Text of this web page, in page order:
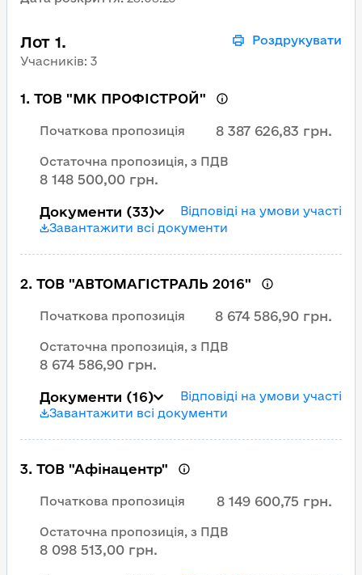
Лот 1.
Учасників: 3
Роздрукувати
1. ТОВ "МК ПРОФІСТРОЙ"
Початкова пропозиція 8 387 626,83 грн.
Остаточна пропозиція, з ПДВ
8 148 500,00 грн.
Документи (33)
Відповіді на умови участі
Завантажити всі документи
2. ТОВ "АВТОМАГІСТРАЛЬ 2016"
Початкова пропозиція 8 674 586,90 грн.
Остаточна пропозиція, з ПДВ
8 674 586,90 грн.
Документи (16)
Відповіді на умови участі
Завантажити всі документи
3. ТОВ "Афінацентр"
Початкова пропозиція 8 149 600,75 грн.
Остаточна пропозиція, з ПДВ
8 098 513,00 грн.